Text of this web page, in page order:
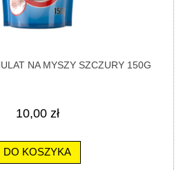
NA MYSZY SZCZURY 150G
10,00 zł
DO KOSZYKA